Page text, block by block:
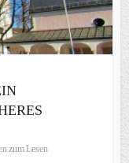
zum Lesen